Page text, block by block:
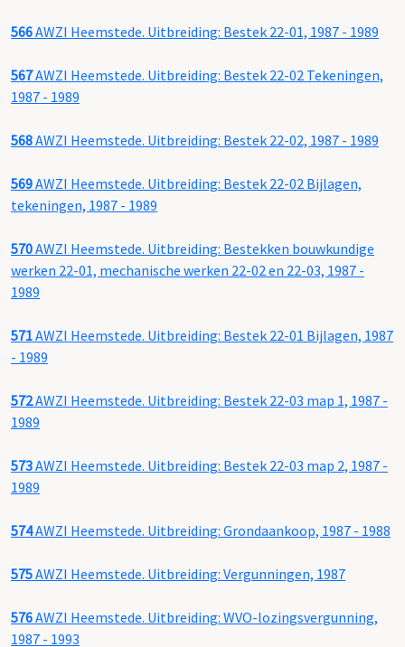
566AWZI Heemstede. Uitbreiding: Bestek 22-01, 1987 - 1989
567AWZI Heemstede. Uitbreiding: Bestek 22-02 Tekeningen,
1987 - 1989
568AWZI Heemstede. Uitbreiding: Bestek 22-02, 1987 - 1989
569AWZI Heemstede. Uitbreiding: Bestek 22-02 Bijlagen,
tekeningen, 1987 - 1989
570AWZI Heemstede. Uitbreiding: Bestekken bouwkundige
werken 22-01, mechanische werken 22-02 en 22-03, 1987 -
1989
571AWZI Heemstede. Uitbreiding: Bestek 22-01 Bijlagen, 1987
- 1989
572AWZI Heemstede. Uitbreiding: Bestek 22-03 map 1, 1987 -
1989
573AWZI Heemstede. Uitbreiding: Bestek 22-03 map 2, 1987 -
1989
574AWZI Heemstede. Uitbreiding: Grondaankoop, 1987 - 1988
575AWZI Heemstede. Uitbreiding: Vergunningen, 1987
576AWZI Heemstede. Uitbreiding: WVO-lozingsvergunning,
1987 - 1993